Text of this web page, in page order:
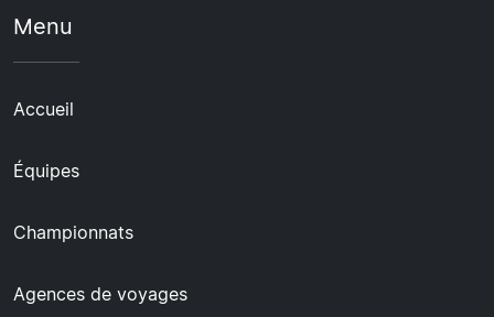
Menu
Accueil
Équipes
Championnats
Agences de voyages